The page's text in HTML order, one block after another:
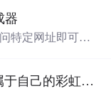
器
特定网址即可获
用python爬虫,pyinstaller写一个属于自己的彩虹屁生成器！（链接在文末自取）